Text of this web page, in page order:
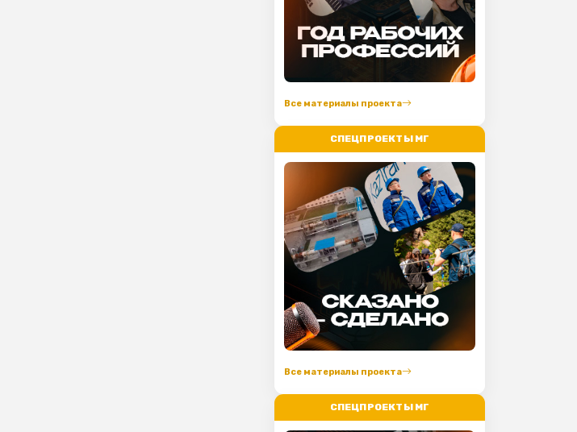
Все материалы проекта
СПЕЦПРОЕКТЫ МГ
Все материалы проекта
СПЕЦПРОЕКТЫ МГ